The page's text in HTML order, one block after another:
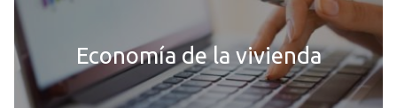
Economía de la vivienda